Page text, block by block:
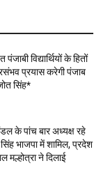
विद्यार्थियों के हितों
प्रयास करेगी पंजाब
सिंह*
के पांच बार अध्यक्ष रहे
भाजपा में शामिल, प्रदेश
मल्होत्रा ने दिलाई